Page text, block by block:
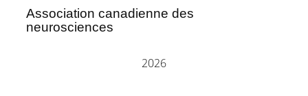
Association canadienne des
neurosciences
2026